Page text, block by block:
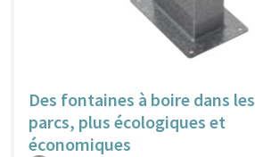
Des fontaines à boire dans les
parcs, plus écologiques et
économiques